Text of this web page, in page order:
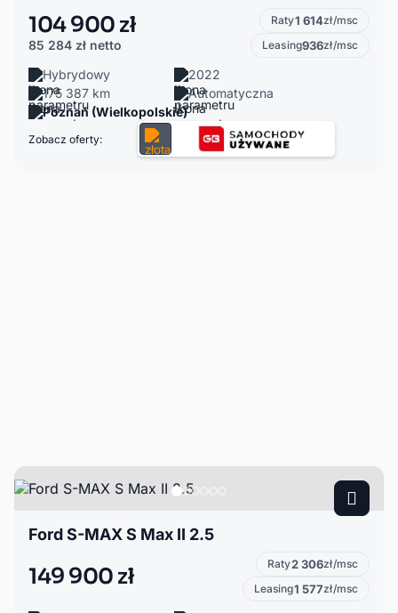
104 900 zł
85 284 zł netto
Raty1 614zł/msc
Leasing936zł/msc
Hybrydowy
2022
175 387 km
Automatyczna
Poznań (Wielkopolskie)
Zobacz oferty:
Ford S-MAX S Max II 2.5
149 900 zł Raty2 306zł/msc
Leasing1 577zł/msc